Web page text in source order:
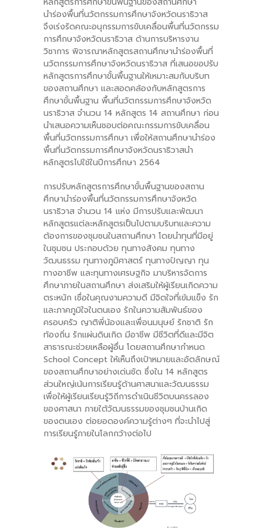
-- คณะอนุกรรมการ 6 คณะ
-- ทีมงาน สบน.
ติดต่อเรา
นำร่องพื้นที่นวัตกรรมการศึกษาจังหวัดนราธิวาส
จึงเร่งรัดคณะอนุกรรมการขับเคลื่อนพื้นที่นวัตกรรม
การศึกษาจังหวัดนราธิวาส ด้านการบริหารงาน
วิชาการ พิจารณาหลักสูตรสถานศึกษานำร่องพื้นที่
นวัตกรรมการศึกษาจังหวัดนราธิวาส ที่เสนอขอปรับ
หลักสูตรการศึกษาขั้นพื้นฐานให้เหมาะสมกับบริบท
ของสถานศึกษา และสอดคล้องกับหลักสูตรการ
ศึกษาขั้นพื้นฐาน พื้นที่นวัตกรรมการศึกษาจังหวัด
นราธิวาส จำนวน 14 หลักสูตร 14 สถานศึกษา ก่อน
นำเสนอความเห็นชอบต่อคณะกรรมการขับเคลื่อน
พื้นที่นวัตกรรมการศึกษา เพื่อให้สถานศึกษานำร่อง
พื้นที่นวัตกรรมการศึกษาจังหวัดนราธิวาสนำ
หลักสูตรไปใช้ในปีการศึกษา 2564
การปรับหลักสูตรการศึกษาขั้นพื้นฐานของสถาน
ศึกษานำร่องพื้นที่นวัตกรรมการศึกษาจังหวัด
นราธิวาส จำนวน 14 แห่ง มีการปรับและพัฒนา
หลักสูตรแต่ละหลักสูตรเป็นไปตามบริบทและความ
ต้องการของชุมชนในสถานศึกษา โดยนำทุนที่มีอยู่
ในชุมชน ประกอบด้วย ทุนทางสังคม ทุนทาง
วัฒนธรรม ทุนทางภูมิศาสตร์ ทุนทางปัญญา ทุน
ทางอาชีพ และทุนทางเศรษฐกิจ มาบริหารจัดการ
ศึกษาภายในสถานศึกษา ส่งเสริมให้ผู้เรียนเกิดความ
ตระหนัก เชื่อในคุณงามความดี มีจิตใจที่เข้มแข็ง รัก
และภาคภูมิใจในตนเอง รักในความสัมพันธ์ของ
ครอบครัว ญาติพี่น้องและเพื่อนมนุษย์ รักชาติ รัก
ท้องถิ่น รักแผ่นดินเกิด มีอาชีพ มีชีวิตที่ดีและมีจิต
สาธารณะช่วยเหลือผู้อื่น โดยสถานศึกษากำหนด
School Concept ให้เห็นถึงเป้าหมายและอัตลักษณ์
ของสถานศึกษาอย่างเด่นชัด ซึ่งใน 14 หลักสูตร
ส่วนใหญ่เน้นการเรียนรู้ด้านศาสนาและวัฒนธรรม
เพื่อให้ผู้เรียนเรียนรู้วิถีการดำเนินชีวิตบนครรลอง
ของศาสนา ภายใต้วัฒนธรรมของชุมชนบ้านเกิด
ของตนเอง ต่อยอดองค์ความรู้ต่างๆ ที่จะนำไปสู่
การเรียนรู้ภายในโลกกว้างต่อไป